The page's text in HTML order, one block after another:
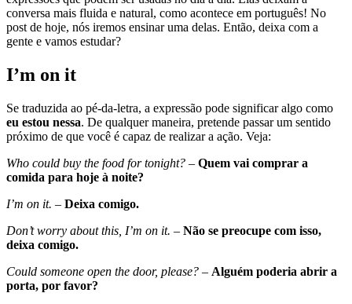
conversa mais fluida e natural, como acontece em português! No
post de hoje, nós iremos ensinar uma delas. Então, deixa com a
gente e vamos estudar?
I’m on it
Se traduzida ao pé-da-letra, a expressão pode significar algo como
eu estou nessa. De qualquer maneira, pretende passar um sentido
próximo de que você é capaz de realizar a ação. Veja:
Who could buy the food for tonight? – Quem vai comprar a
comida para hoje à noite?
I’m on it. – Deixa comigo.
Don’t worry about this, I’m on it. – Não se preocupe com isso,
deixa comigo.
Could someone open the door, please? – Alguém poderia abrir a
porta, por favor?